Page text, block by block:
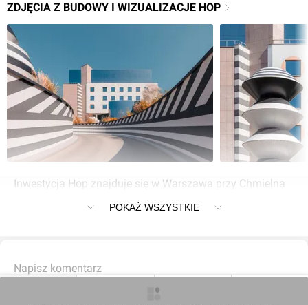
ZDJĘCIA Z BUDOWY I WIZUALIZACJE HOP
Inwestycja Hop znajduje się w Warszawa przy Chmielna
POKAŻ WSZYSTKIE
Napisz komentarz